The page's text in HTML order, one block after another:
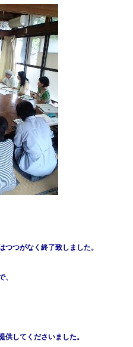
つつがなく終了致しました。
、
してくださいました。